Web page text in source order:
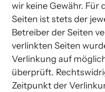
wir keine Gewähr. Für
Seiten ist stets der
Betreiber der Seiten
verlinkten Seiten
Verlinkung auf
überprüft.
Zeitpunkt der